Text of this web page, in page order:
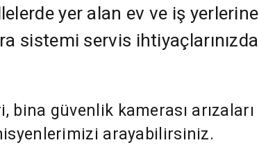
yer alan ev ve iş yerlerine
sistemi servis ihtiyaçlarınızda
güvenlik kamerası arızaları
arayabilirsiniz.